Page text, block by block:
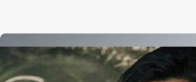
und Entscheidungen auf
die Grenzen zwischen Opfern und
verschwimmen lässt.